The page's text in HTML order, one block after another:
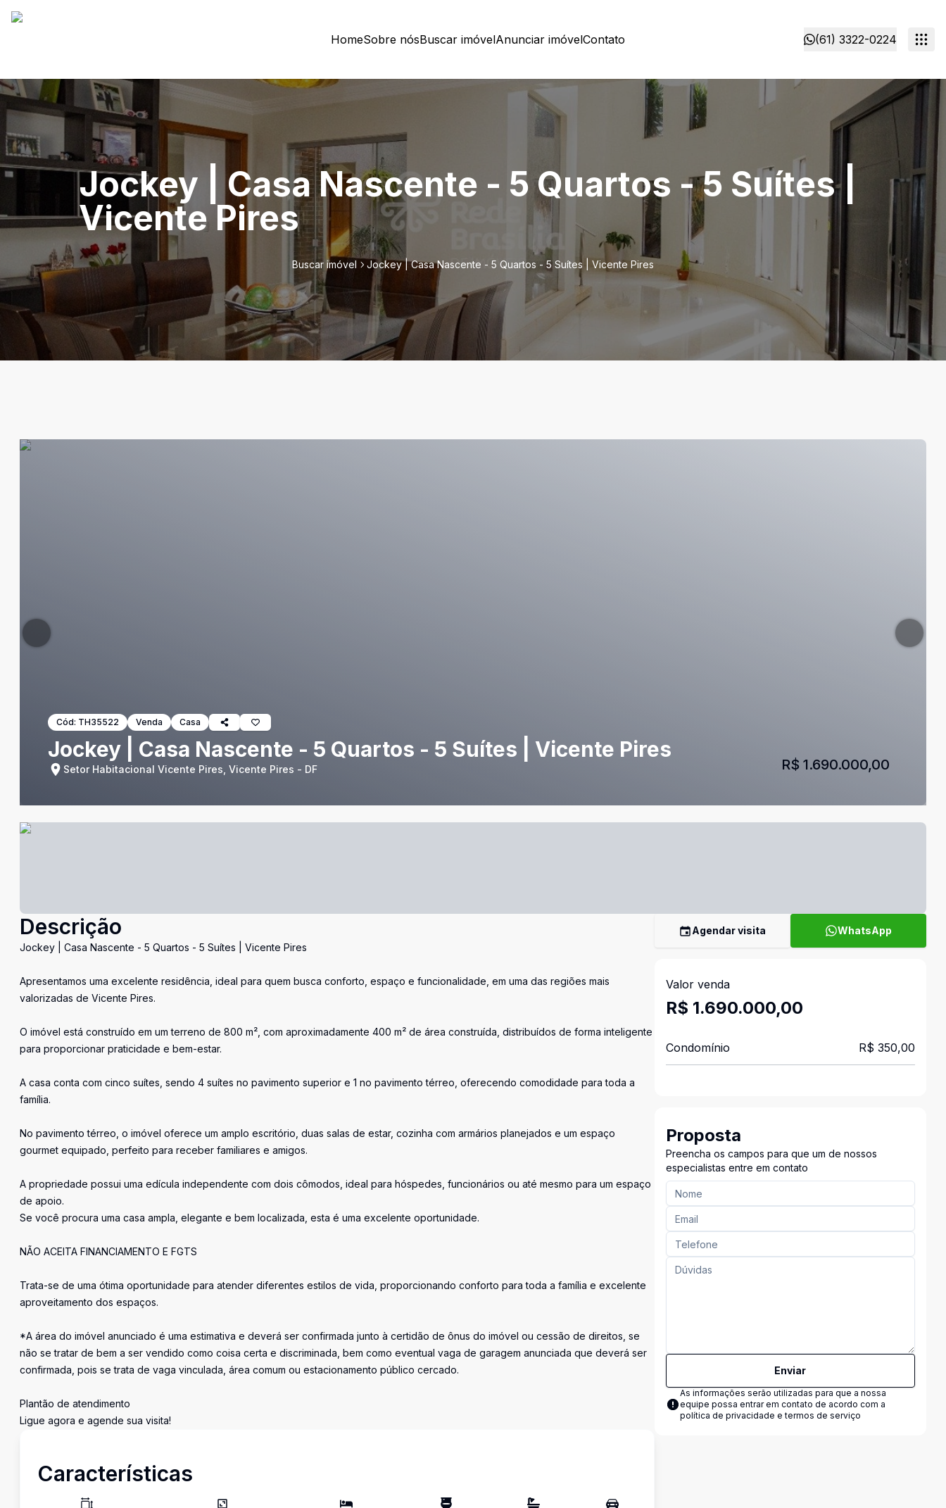
HomeSobre nósBuscar imóvelAnunciar imóvelContato (61) 3322-0224
Jockey | Casa Nascente - 5 Quartos - 5 Suítes |
Vicente Pires
Buscar imóvel Jockey | Casa Nascente - 5 Quartos - 5 Suítes | Vicente Pires
Cód: TH35522 Venda Casa
Jockey | Casa Nascente - 5 Quartos - 5 Suítes | Vicente Pires
Setor Habitacional Vicente Pires, Vicente Pires - DF R$ 1.690.000,00
Descrição
Jockey | Casa Nascente - 5 Quartos - 5 Suítes | Vicente Pires
Apresentamos uma excelente residência, ideal para quem busca conforto, espaço e funcionalidade, em uma das regiões mais
valorizadas de Vicente Pires.
O imóvel está construído em um terreno de 800 m², com aproximadamente 400 m² de área construída, distribuídos de forma inteligente
para proporcionar praticidade e bem-estar.
A casa conta com cinco suítes, sendo 4 suítes no pavimento superior e 1 no pavimento térreo, oferecendo comodidade para toda a
família.
No pavimento térreo, o imóvel oferece um amplo escritório, duas salas de estar, cozinha com armários planejados e um espaço
gourmet equipado, perfeito para receber familiares e amigos.
A propriedade possui uma edícula independente com dois cômodos, ideal para hóspedes, funcionários ou até mesmo para um espaço
de apoio.
Se você procura uma casa ampla, elegante e bem localizada, esta é uma excelente oportunidade.
NÃO ACEITA FINANCIAMENTO E FGTS
Trata-se de uma ótima oportunidade para atender diferentes estilos de vida, proporcionando conforto para toda a família e excelente
aproveitamento dos espaços.
*A área do imóvel anunciado é uma estimativa e deverá ser confirmada junto à certidão de ônus do imóvel ou cessão de direitos, se
não se tratar de bem a ser vendido como coisa certa e discriminada, bem como eventual vaga de garagem anunciada que deverá ser
confirmada, pois se trata de vaga vinculada, área comum ou estacionamento público cercado.
Plantão de atendimento
Ligue agora e agende sua visita!
Características
Agendar visita WhatsApp
Valor venda
R$ 1.690.000,00
Condomínio R$ 350,00
Proposta
Preencha os campos para que um de nossos
especialistas entre em contato
Enviar
As informações serão utilizadas para que a nossa
equipe possa entrar em contato de acordo com a
política de privacidade e termos de serviço